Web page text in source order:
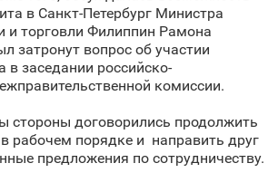
в Санкт‑Петербург Министра
и торговли Филиппин Рамона
затронут вопрос об участии
в заседании российско-
комиссии.
стороны договорились продолжить
рабочем порядке и направить друг
предложения по сотрудничеству.